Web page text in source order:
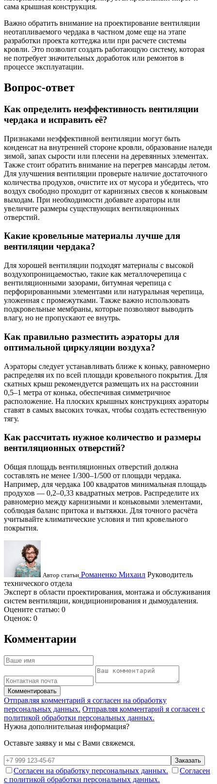
сама крышная конструкция.
Важно обратить внимание на проектирование вентиляции
неотапливаемого чердака в частном доме еще на этапе
разработки проекта коттеджа или при расчете системы
кровли. Это позволит создать работающую систему, которая
не потребует значительных доработок или ремонтов в
процессе эксплуатации.
Вопрос-ответ
Как определить неэффективность вентиляции
чердака и исправить её?
Признаками неэффективной вентиляции могут быть
конденсат на внутренней стороне кровли, образование наледи
зимой, запах сырости или плесени на деревянных элементах.
Также стоит обратить внимание на перегрев мансарды летом.
Для улучшения вентиляции проверьте наличие достаточного
количества продухов, очистите их от мусора и убедитесь, что
воздух свободно проходит от карнизных свесов к коньковым
выходам. При необходимости добавьте аэраторы или
увеличите размеры существующих вентиляционных
отверстий.
Какие кровельные материалы лучше для
вентиляции чердака?
Для хорошей вентиляции подходят материалы с высокой
воздухопроницаемостью, такие как металлочерепица с
вентиляционными зазорами, битумная черепица с
перфорированными элементами или натуральная черепица,
уложенная с промежутками. Также важно использовать
подкровельные мембраны, которые позволяют выводить
влагу, но не пропускают ее внутрь.
Как правильно разместить аэраторы для
оптимальной циркуляции воздуха?
Аэраторы следует устанавливать ближе к коньку, равномерно
распределяя их по всей площади кровельного покрытия. Для
скатных крыш рекомендуется размещать их на расстоянии
0,5–1 метра от конька, обеспечивая симметричное
расположение. На плоских крышных конструкциях аэраторы
ставят в самых высоких точках, чтобы создать естественную
тягу.
Как рассчитать нужное количество и размеры
вентиляционных отверстий?
Общая площадь вентиляционных отверстий должна
составлять не менее 1/300–1/500 от площади чердака.
Например, для чердака 100 квадратов минимальная площадь
продухов — 0,2–0,33 квадратных метров. Распределите их
равномерно между карнизными и коньковыми элементами,
соблюдая баланс притока и вытяжки. Для точного расчёта
учитывайте климатические условия и тип кровельного
покрытия.
Автор статьи Романенко Михаил Руководитель
технического отдела
Эксперт в области проектирования, монтажа и обслуживания
систем вентиляции, кондиционирования и дымоудаления.
Оцените статью: 0
Оценок: 0
Комментарии
Комментировать
Отправляя комментарий я согласен на обработку
персональных данных. Отправляя комментарий я согласен с
политикой обработки персональных данных.
Нужна дополнительная информация?
Оставьте заявку и мы с Вами свяжемся.
Заказать
Согласен на обработку персональных данных.
Согласен
с политикой обработки персональных данных.